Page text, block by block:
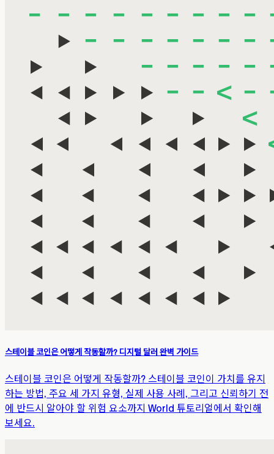
스테이블 코인은 어떻게 작동할까? 디지털 달러 완벽 가이드
스테이블 코인은 어떻게 작동할까? 스테이블 코인이 가치를 유지
하는 방법, 주요 세 가지 유형, 실제 사용 사례, 그리고 신뢰하기 전
에 반드시 알아야 할 위험 요소까지 World 튜토리얼에서 확인해
보세요.